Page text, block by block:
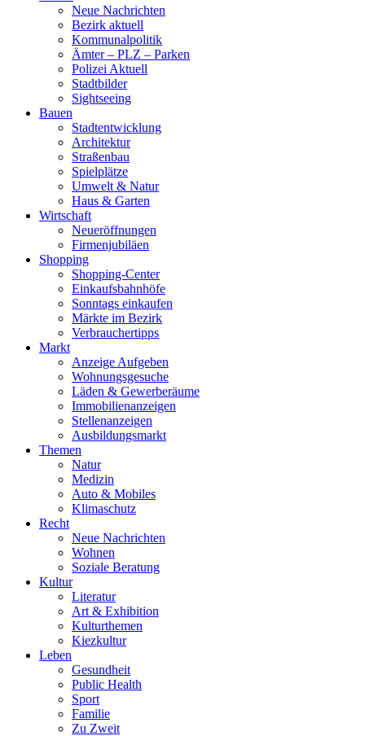
Neue Nachrichten
Bezirk aktuell
Kommunalpolitik
Ämter – PLZ – Parken
Polizei Aktuell
Stadtbilder
Sightseeing
Bauen
Stadtentwicklung
Architektur
Straßenbau
Spielplätze
Umwelt & Natur
Haus & Garten
Wirtschaft
Neueröffnungen
Firmenjubiläen
Shopping
Shopping-Center
Einkaufsbahnhöfe
Sonntags einkaufen
Märkte im Bezirk
Verbrauchertipps
Markt
Anzeige Aufgeben
Wohnungsgesuche
Läden & Gewerberäume
Immobilienanzeigen
Stellenanzeigen
Ausbildungsmarkt
Themen
Natur
Medizin
Auto & Mobiles
Klimaschutz
Recht
Neue Nachrichten
Wohnen
Soziale Beratung
Kultur
Literatur
Art & Exhibition
Kulturthemen
Kiezkultur
Leben
Gesundheit
Public Health
Sport
Familie
Zu Zweit